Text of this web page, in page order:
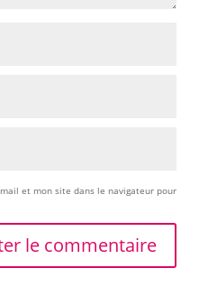
et mon site dans le navigateur pour